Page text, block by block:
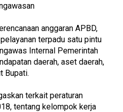
anggaran APBD,
terpadu satu pintu
Internal Pemerintah
daerah, aset daerah,
Bupati.
terkait peraturan
tentang kelompok kerja